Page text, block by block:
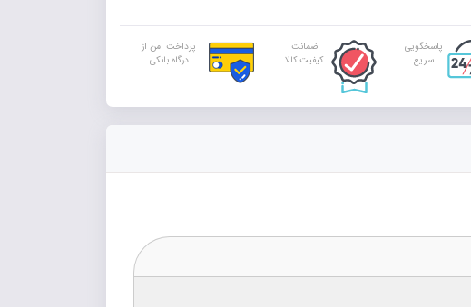
پاسخگویی
سریع
ضمانت
کیفیت کالا
پرداخت امن از
درگاه بانکی